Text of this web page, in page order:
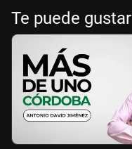
Te puede gustar